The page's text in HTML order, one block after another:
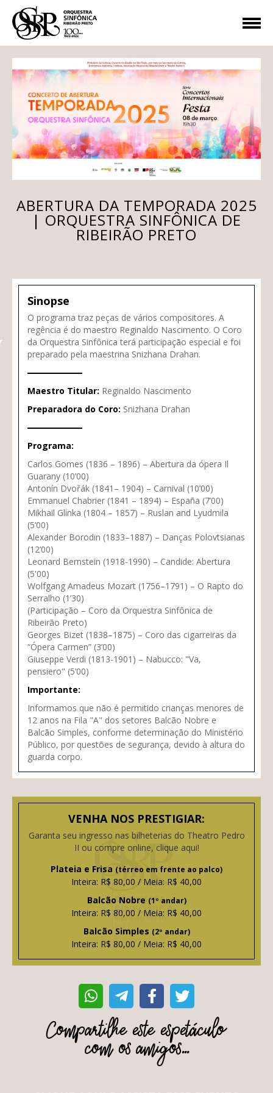
ABERTURA DA TEMPORADA 2025
| ORQUESTRA SINFÔNICA DE
RIBEIRÃO PRETO
Sinopse
O programa traz peças de vários compositores. A
regência é do maestro Reginaldo Nascimento. O Coro
da Orquestra Sinfônica terá participação especial e foi
preparado pela maestrina Snizhana Drahan.
Maestro Titular: Reginaldo Nascimento
Preparadora do Coro: Snizhana Drahan
Programa:
Carlos Gomes (1836 – 1896) – Abertura da ópera Il
Guarany (10’00)
Antonín Dvořák (1841– 1904) – Carnival (10’00)
Emmanuel Chabrier (1841 – 1894) – España (7’00)
Mikhail Glinka (1804 – 1857) – Ruslan and Lyudmila
(5’00)
Alexander Borodin (1833–1887) – Danças Polovtsianas
(12’00)
Leonard Bernstein (1918-1990) – Candide: Abertura
(5'00)
Wolfgang Amadeus Mozart (1756–1791) – O Rapto do
Serralho (1’30)
(Participação – Coro da Orquestra Sinfônica de
Ribeirão Preto)
Georges Bizet (1838–1875) – Coro das cigarreiras da
“Ópera Carmen” (3’00)
Giuseppe Verdi (1813-1901) – Nabucco: "Va,
pensiero" (5’00)
Importante:
Informamos que não é permitido crianças menores de
12 anos na Fila "A" dos setores Balcão Nobre e
Balcão Simples, conforme determinação do Ministério
Público, por questões de segurança, devido à altura do
guarda corpo.
VENHA NOS PRESTIGIAR:
Garanta seu ingresso nas bilheterias do Theatro Pedro
II ou compre online, clique aqui!
Plateia e Frisa (térreo em frente ao palco)
Inteira: R$ 80,00 / Meia: R$ 40,00
Balcão Nobre (1º andar)
Inteira: R$ 80,00 / Meia: R$ 40,00
Balcão Simples (2º andar)
Inteira: R$ 80,00 / Meia: R$ 40,00
Compartilhe este espetáculo
com os amigos...